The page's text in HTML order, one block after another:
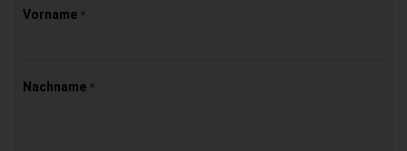
Vorname *
Nachname *